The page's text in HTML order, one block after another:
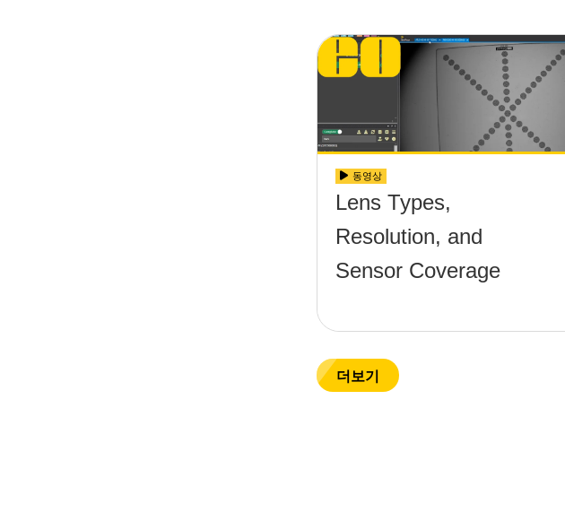
동영상
Lens Types,
Resolution, and
Sensor Coverage
더보기